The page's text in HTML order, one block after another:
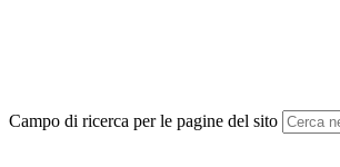
Campo di ricerca per le pagine del sito